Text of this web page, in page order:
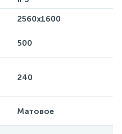
2560x1600
500
240
Матовое